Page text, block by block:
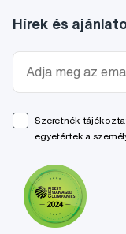
Hírek és
Szeretnék
egyetértek a